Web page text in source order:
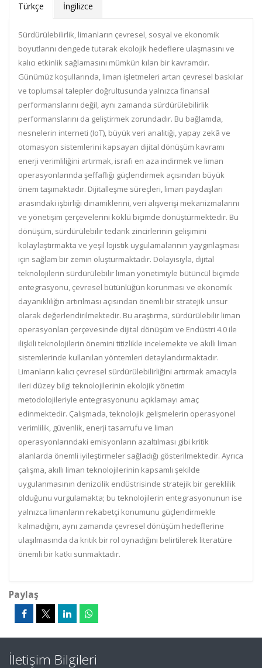
Türkçe İngilizce
Sürdürülebilirlik, limanların çevresel, sosyal ve ekonomik
boyutlarını dengede tutarak ekolojik hedeflere ulaşmasını ve
kalıcı etkinlik sağlamasını mümkün kılan bir kavramdır.
Günümüz koşullarında, liman işletmeleri artan çevresel baskılar
ve toplumsal talepler doğrultusunda yalnızca finansal
performanslarını değil, aynı zamanda sürdürülebilirlik
performanslarını da geliştirmek zorundadır. Bu bağlamda,
nesnelerin interneti (IoT), büyük veri analitiği, yapay zekâ ve
otomasyon sistemlerini kapsayan dijital dönüşüm kavramı
enerji verimliliğini artırmak, israfı en aza indirmek ve liman
operasyonlarında şeffaflığı güçlendirmek açısından büyük
önem taşımaktadır. Dijitalleşme süreçleri, liman paydaşları
arasındaki işbirliği dinamiklerini, veri alışverişi mekanizmalarını
ve yönetişim çerçevelerini köklü biçimde dönüştürmektedir. Bu
dönüşüm, sürdürülebilir tedarik zincirlerinin gelişimini
kolaylaştırmakta ve yeşil lojistik uygulamalarının yaygınlaşması
için sağlam bir zemin oluşturmaktadır. Dolayısıyla, dijital
teknolojilerin sürdürülebilir liman yönetimiyle bütüncül biçimde
entegrasyonu, çevresel bütünlüğün korunması ve ekonomik
dayanıklılığın artırılması açısından önemli bir stratejik unsur
olarak değerlendirilmektedir. Bu araştırma, sürdürülebilir liman
operasyonları çerçevesinde dijital dönüşüm ve Endüstri 4.0 ile
ilişkili teknolojilerin önemini titizlikle incelemekte ve akıllı liman
sistemlerinde kullanılan yöntemleri detaylandırmaktadır.
Limanların kalıcı çevresel sürdürülebilirliğini artırmak amacıyla
ileri düzey bilgi teknolojilerinin ekolojik yönetim
metodolojileriyle entegrasyonunu açıklamayı amaç
edinmektedir. Çalışmada, teknolojik gelişmelerin operasyonel
verimlilik, güvenlik, enerji tasarrufu ve liman
operasyonlarındaki emisyonların azaltılması gibi kritik
alanlarda önemli iyileştirmeler sağladığı gösterilmektedir. Ayrıca
çalışma, akıllı liman teknolojilerinin kapsamlı şekilde
uygulanmasının denizcilik endüstrisinde stratejik bir gereklilik
olduğunu vurgulamakta; bu teknolojilerin entegrasyonunun ise
yalnızca limanların rekabetçi konumunu güçlendirmekle
kalmadığını, aynı zamanda çevresel dönüşüm hedeflerine
ulaşılmasında da kritik bir rol oynadığını belirtilerek literatüre
önemli bir katkı sunmaktadır.
Paylaş
İletişim Bilgileri